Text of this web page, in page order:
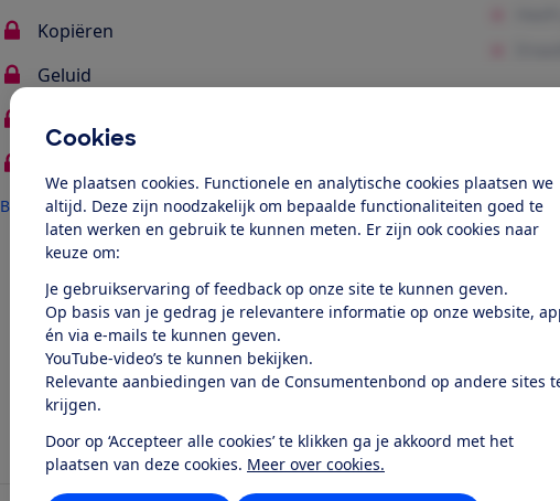
Cookies
We plaatsen cookies. Functionele en analytische cookies plaatsen we
altijd. Deze zijn noodzakelijk om bepaalde functionaliteiten goed te
laten werken en gebruik te kunnen meten. Er zijn ook cookies naar
keuze om:
Je gebruikservaring of feedback op onze site te kunnen geven.
Op basis van je gedrag je relevantere informatie op onze website,
én via e-mails te kunnen geven.
YouTube-video’s te kunnen bekijken.
Relevante aanbiedingen van de Consumentenbond op andere sites
krijgen.
Door op ‘Accepteer alle cookies’ te klikken ga je akkoord met het
plaatsen van deze cookies. Meer over cookies.
Kopiëren
Geluid
Bekijk alles
Ook toegang tot deze test?
Word lid